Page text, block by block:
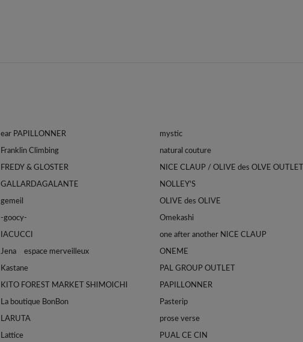
ear PAPILLONNER
Franklin Climbing
FREDY & GLOSTER
GALLARDAGALANTE
gemeil
-goocy-
IACUCCI
Jena espace merveilleux
Kastane
KITO FOREST MARKET SHIMOICHI
La boutique BonBon
LARUTA
Lattice
mystic
natural couture
NICE CLAUP / OLIVE des OLVE OUTLET
NOLLEY'S
OLIVE des OLIVE
Omekashi
one after another NICE CLAUP
ONEME
PAL GROUP OUTLET
PAPILLONNER
Pasterip
prose verse
PUAL CE CIN